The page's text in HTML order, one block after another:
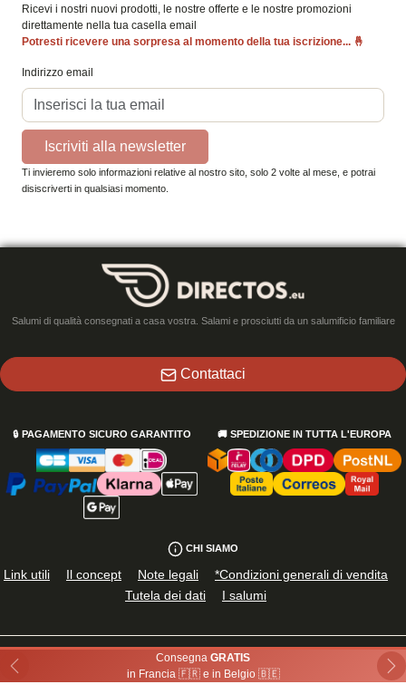
Ricevi i nostri nuovi prodotti, le nostre offerte e le nostre promozioni
direttamente nella tua casella email
Potresti ricevere una sorpresa al momento della tua iscrizione... 🤞
Indirizzo email
Iscriviti alla newsletter
Ti invieremo solo informazioni relative al nostro sito, solo 2 volte al mese, e potrai
disiscriverti in qualsiasi momento.
Salumi di qualità consegnati a casa vostra. Salami e prosciutti da un salumificio familiare
Contattaci
🔒 PAGAMENTO SICURO GARANTITO 🚚 SPEDIZIONE IN TUTTA L'EUROPA
CHI SIAMO
Link utili Il concept Note legali
*Condizioni generali di vendita
Tutela dei dati
I salumi
Disponibile anche in
PER LA TUA SALUTE, MANGIA ALMENO CINQUE FRUTTA E VERDURA AL GIORNO
Consegna GRATIS
in Francia 🇫🇷 e in Belgio 🇧🇪
Previous